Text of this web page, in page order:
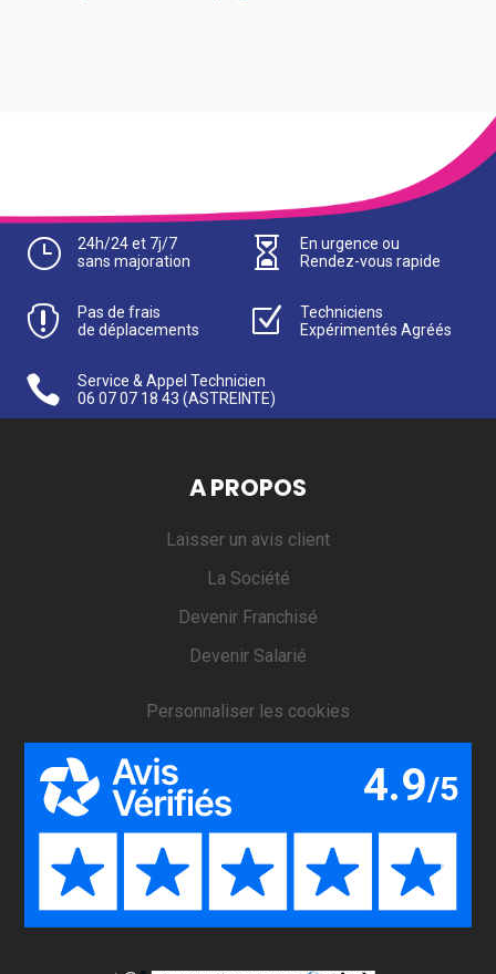
}
24h/24 et 7j/7
sans majoration

En urgence ou
Rendez-vous rapide

Pas de frais
de déplacements
Z
Techniciens
Expérimentés Agréés

Service & Appel Technicien
06 07 07 18 43 (ASTREINTE)
A PROPOS
Laisser un avis client
La Société
Devenir Franchisé
Devenir Salarié
Personnaliser les cookies